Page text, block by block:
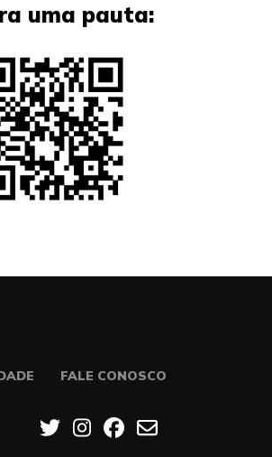
uma pauta:
FALE CONOSCO